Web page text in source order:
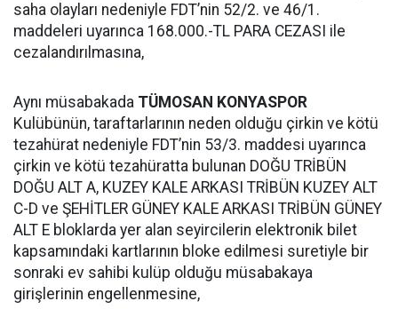
saha olayları nedeniyle FDT’nin 52/2. ve 46/1.
maddeleri uyarınca 168.000.-TL PARA CEZASI ile
cezalandırılmasına,
Aynı müsabakada TÜMOSAN KONYASPOR
Kulübünün, taraftarlarının neden olduğu çirkin ve kötü
tezahürat nedeniyle FDT’nin 53/3. maddesi uyarınca
çirkin ve kötü tezahüratta bulunan DOĞU TRİBÜN
DOĞU ALT A, KUZEY KALE ARKASI TRİBÜN KUZEY ALT
C-D ve ŞEHİTLER GÜNEY KALE ARKASI TRİBÜN GÜNEY
ALT E bloklarda yer alan seyircilerin elektronik bilet
kapsamındaki kartlarının bloke edilmesi suretiyle bir
sonraki ev sahibi kulüp olduğu müsabakaya
girişlerinin engellenmesine,